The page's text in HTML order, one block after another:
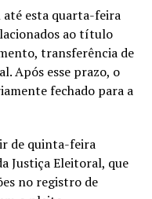
até esta quarta-feira
ao título
transferência de
Após esse prazo, o
fechado para a
de quinta-feira
Justiça Eleitoral, que
no registro de